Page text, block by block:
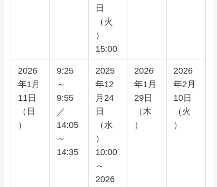
日
（火
）
15:00
2026
年1月
11日
（日
）
9:25
～
9:55
／
14:05
～
14:35
2025
年12
月24
日
（水
）
10:00
～
2026
2026
年1月
29日
（木
）
2026
年2月
10日
（火
）